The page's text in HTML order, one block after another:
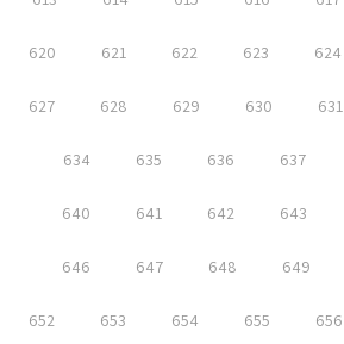
620 621 622 623 624
627 628 629 630 631
634 635 636 637
640 641 642 643
646 647 648 649
652 653 654 655 656